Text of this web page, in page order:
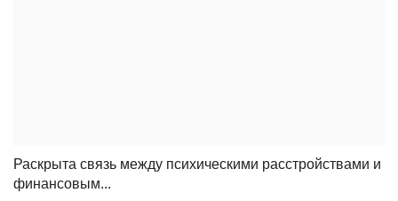
Раскрыта связь между психическими расстройствами и
финансовым...